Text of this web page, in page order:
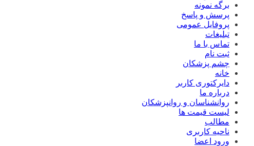
برگه نمونه
پرسش و پاسخ
پروفایل عمومی
تبلیغات
تماس با ما
ثبت نام
چشم پزشکان
خانه
دایرکتوری کاربر
درباره ما
روانشناسان و روانپزشکان
لیست قیمت ها
مطالب
ناحیه کاربری
ورود اعضا